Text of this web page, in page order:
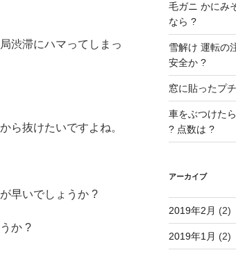
渋滞にハマってしまっ
ら抜けたいですよね。
早いでしょうか ?
か ?
毛ガニ かにみ
なら ?
雪解け 運転の
安全か ?
窓に貼ったプ
車をぶつけた
? 点数は ?
アーカイブ
2019年2月 (2)
2019年1月 (2)